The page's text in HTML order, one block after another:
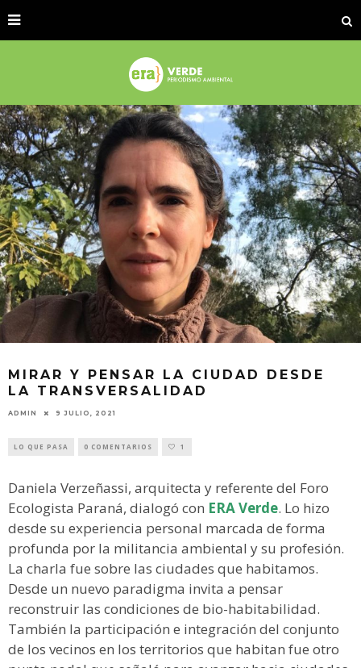
MIRAR Y PENSAR LA CIUDAD DESDE
LA TRANSVERSALIDAD
ADMIN 9 JULIO, 2021
LO QUE PASA 0 COMENTARIOS 1
Daniela Verzeñassi, arquitecta y referente del Foro
Ecologista Paraná, dialogó con ERA Verde. Lo hizo
desde su experiencia personal marcada de forma
profunda por la militancia ambiental y su profesión.
La charla fue sobre las ciudades que habitamos.
Desde un nuevo paradigma invita a pensar
reconstruir las condiciones de bio-habitabilidad.
También la participación e integración del conjunto
de los vecinos en los territorios que habitan fue otro